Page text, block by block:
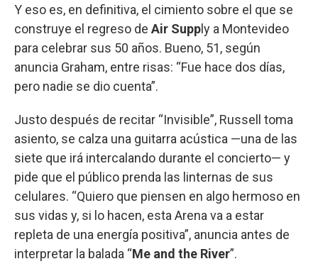
Y eso es, en definitiva, el cimiento sobre el que se
construye el regreso de Air Supply a Montevideo
para celebrar sus 50 años. Bueno, 51, según
anuncia Graham, entre risas: “Fue hace dos días,
pero nadie se dio cuenta”.
Justo después de recitar “Invisible”, Russell toma
asiento, se calza una guitarra acústica —una de las
siete que irá intercalando durante el concierto— y
pide que el público prenda las linternas de sus
celulares. “Quiero que piensen en algo hermoso en
sus vidas y, si lo hacen, esta Arena va a estar
repleta de una energía positiva”, anuncia antes de
interpretar la balada “Me and the River”.